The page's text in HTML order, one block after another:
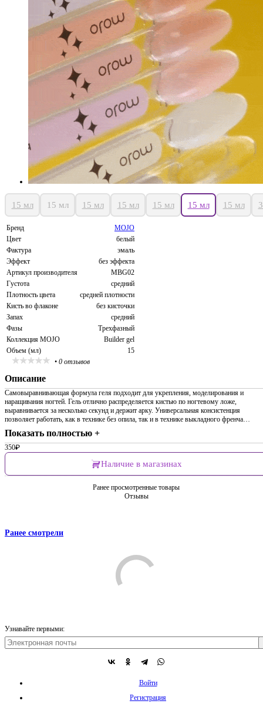
15 мл 15 мл 15 мл 15 мл 15 мл 15 мл 15 мл
Бренд
MOJO
Цвет
белый
Фактура
эмаль
Эффект
без эффекта
Артикул производителя
MBG02
Густота
средний
Плотность цвета
средней плотности
Кисть во флаконе
без кисточки
Запах
средний
Фазы
Трехфазный
Коллекция MOJO
Builder gel
Объем (мл)
15
• 0 отзывов
Описание
Самовыравнивающая формула геля подходит для укрепления, моделирования и
наращивания ногтей. Гель отлично распределяется кистью по ногтевому ложе,
выравнивается за несколько секунд и держит арку. Универсальная консистенция
позволяет работать, как в технике без опила, так и в технике выкладного френча…
Показать полностью +
350₽
Наличие в магазинах
Ранее просмотренные товары
Отзывы
Ранее смотрели
Доставка
Оплата